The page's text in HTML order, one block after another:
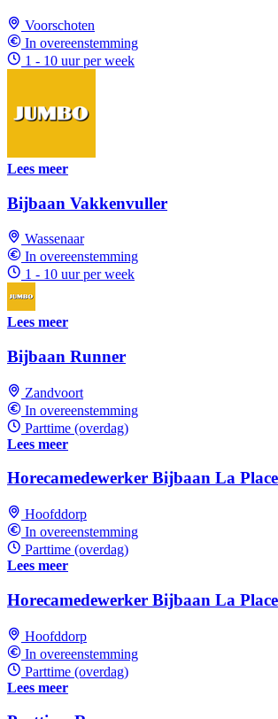
Voorschoten
In overeenstemming
1 - 10 uur per week
Lees meer
Bijbaan Vakkenvuller
Wassenaar
In overeenstemming
1 - 10 uur per week
Lees meer
Bijbaan Runner
Zandvoort
In overeenstemming
Parttime (overdag)
Lees meer
Horecamedewerker Bijbaan La
Hoofddorp
In overeenstemming
Parttime (overdag)
Lees meer
Horecamedewerker Bijbaan La
Hoofddorp
In overeenstemming
Parttime (overdag)
Lees meer